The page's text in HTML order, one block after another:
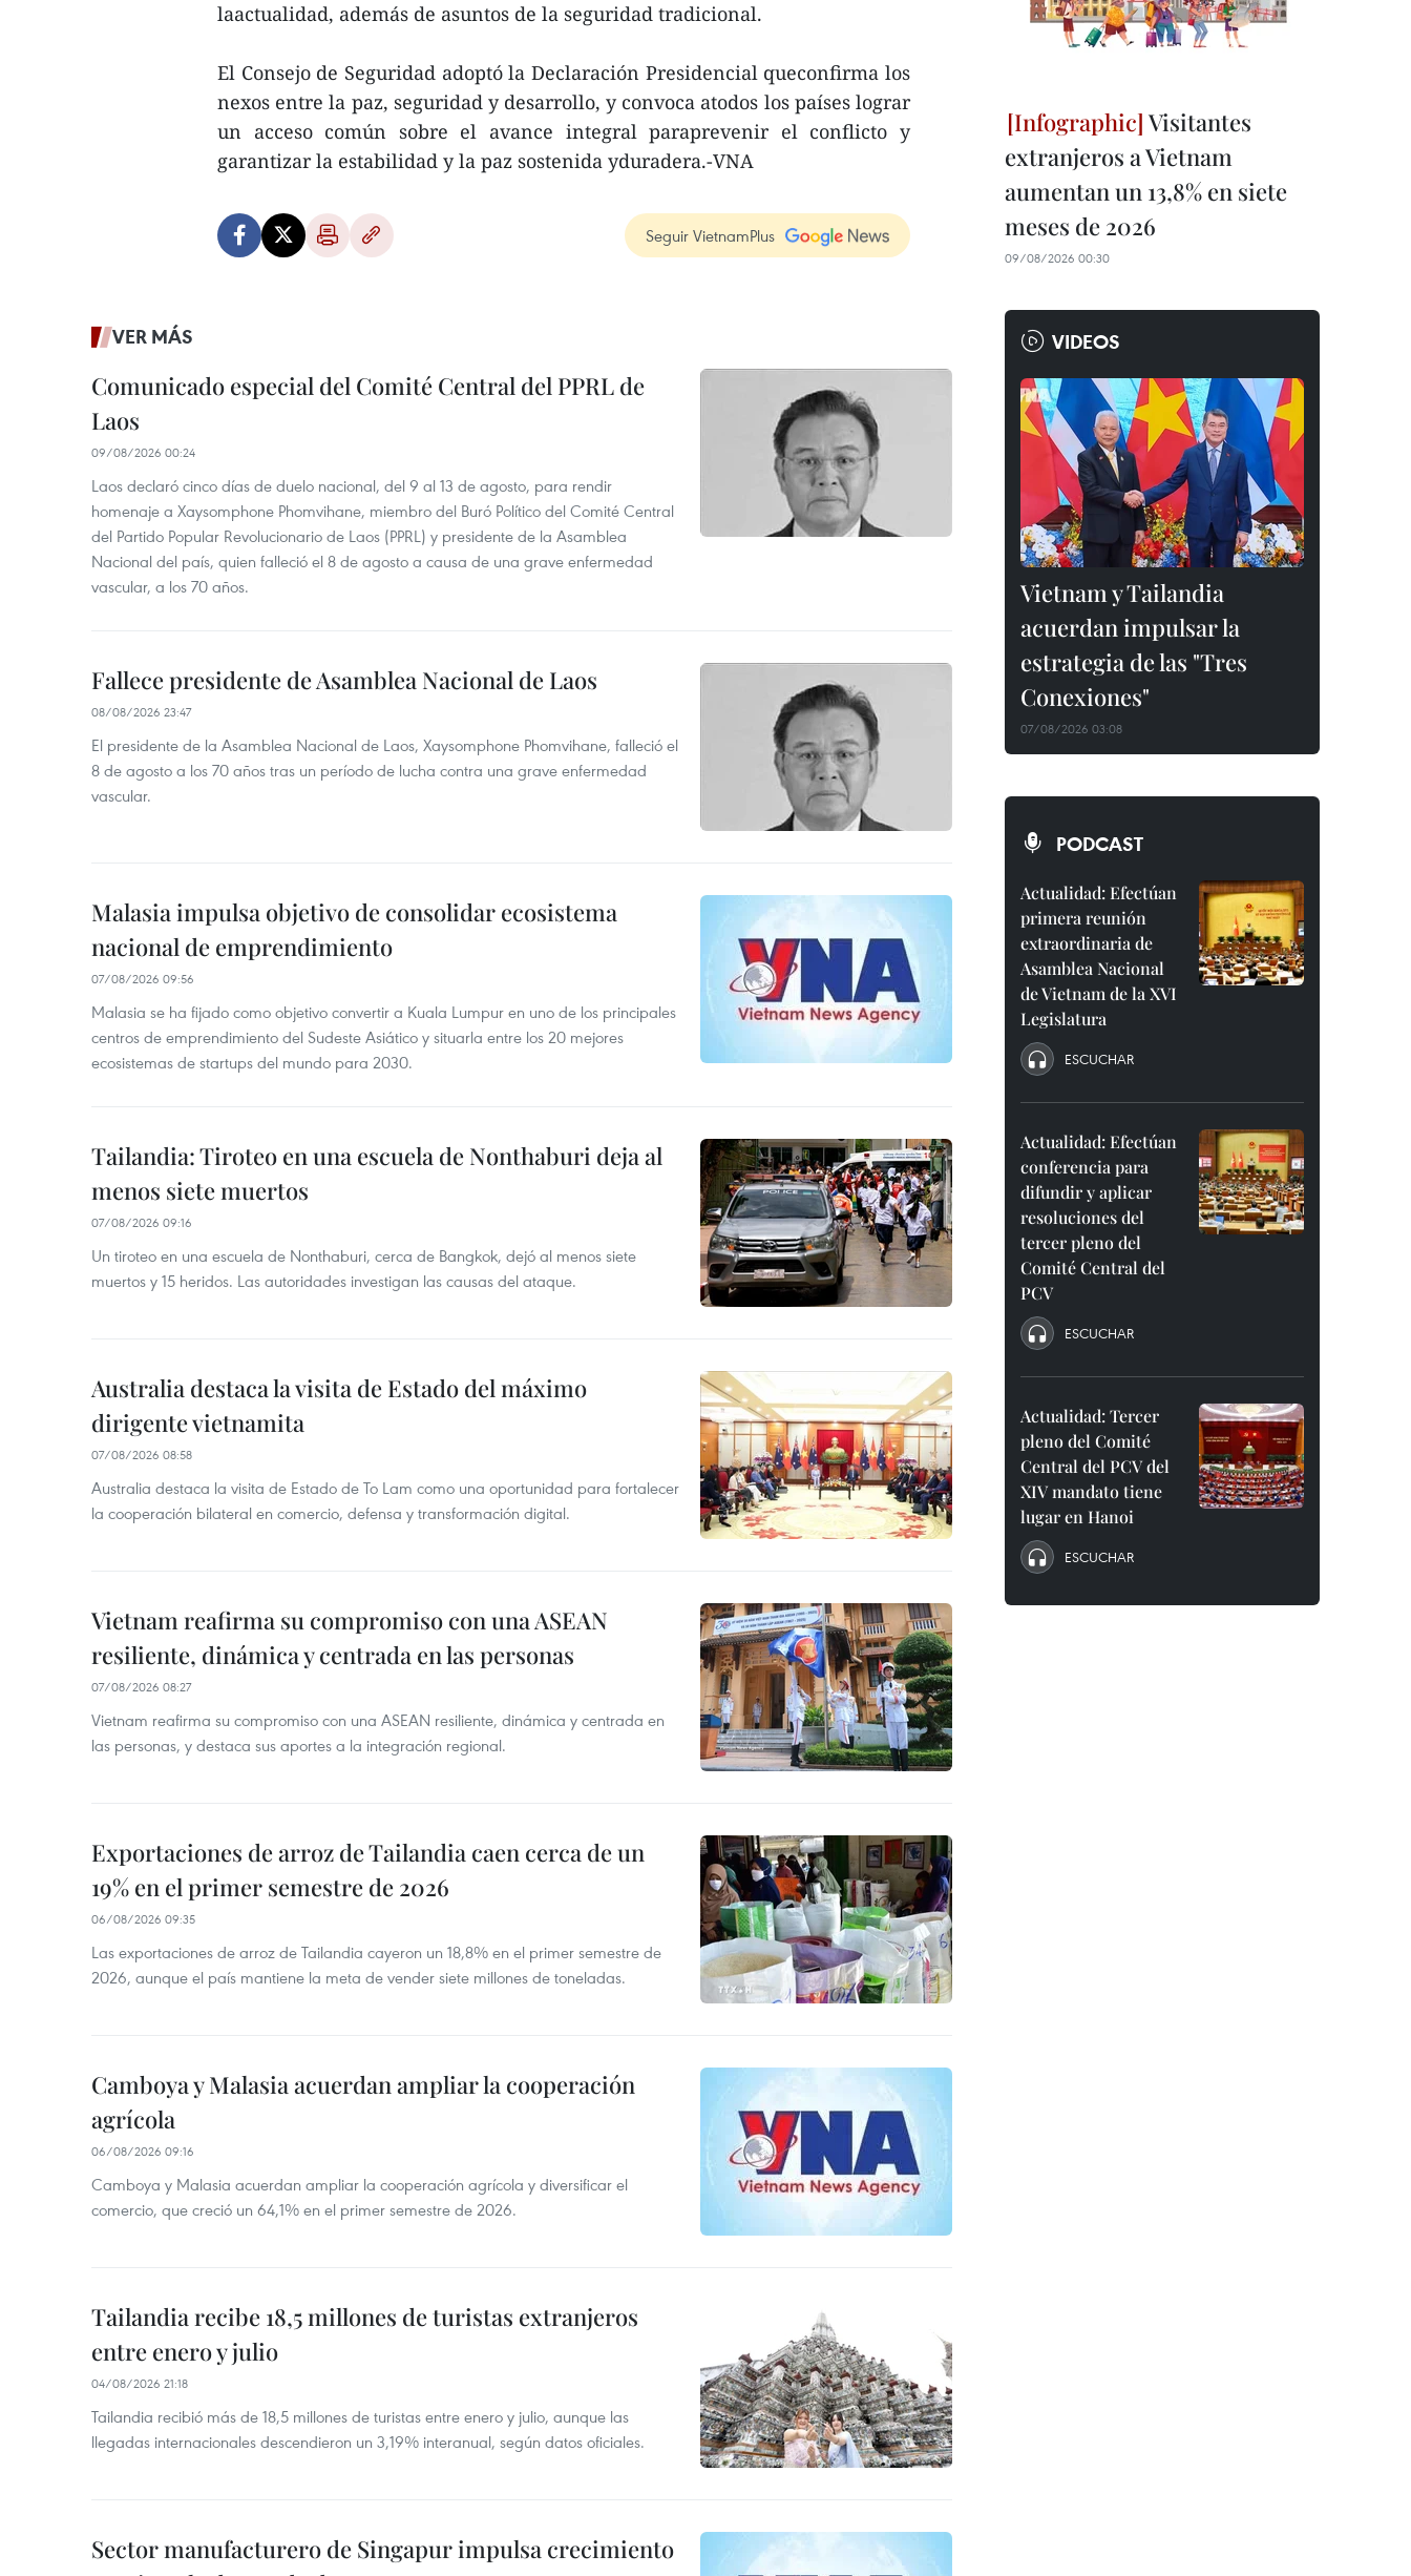
laactualidad, además de asuntos de la seguridad tradicional.
El Consejo de Seguridad adoptó la Declaración Presidencial queconfirma los
nexos entre la paz, seguridad y desarrollo, y convoca atodos los países lograr
un acceso común sobre el avance integral paraprevenir el conflicto y
garantizar la estabilidad y la paz sostenida yduradera.-VNA
Seguir VietnamPlus
VER MÁS
Comunicado especial del Comité Central del PPRL de
Laos
09/08/2026 00:24
Laos declaró cinco días de duelo nacional, del 9 al 13 de agosto, para rendir
homenaje a Xaysomphone Phomvihane, miembro del Buró Político del Comité Central
del Partido Popular Revolucionario de Laos (PPRL) y presidente de la Asamblea
Nacional del país, quien falleció el 8 de agosto a causa de una grave enfermedad
vascular, a los 70 años.
Fallece presidente de Asamblea Nacional de Laos
08/08/2026 23:47
El presidente de la Asamblea Nacional de Laos, Xaysomphone Phomvihane, falleció el
8 de agosto a los 70 años tras un período de lucha contra una grave enfermedad
vascular.
Malasia impulsa objetivo de consolidar ecosistema
nacional de emprendimiento
07/08/2026 09:56
Malasia se ha fijado como objetivo convertir a Kuala Lumpur en uno de los principales
centros de emprendimiento del Sudeste Asiático y situarla entre los 20 mejores
ecosistemas de startups del mundo para 2030.
Tailandia: Tiroteo en una escuela de Nonthaburi deja al
menos siete muertos
07/08/2026 09:16
Un tiroteo en una escuela de Nonthaburi, cerca de Bangkok, dejó al menos siete
muertos y 15 heridos. Las autoridades investigan las causas del ataque.
Australia destaca la visita de Estado del máximo
dirigente vietnamita
07/08/2026 08:58
Australia destaca la visita de Estado de To Lam como una oportunidad para fortalecer
la cooperación bilateral en comercio, defensa y transformación digital.
Vietnam reafirma su compromiso con una ASEAN
resiliente, dinámica y centrada en las personas
07/08/2026 08:27
Vietnam reafirma su compromiso con una ASEAN resiliente, dinámica y centrada en
las personas, y destaca sus aportes a la integración regional.
Exportaciones de arroz de Tailandia caen cerca de un
19% en el primer semestre de 2026
06/08/2026 09:35
Las exportaciones de arroz de Tailandia cayeron un 18,8% en el primer semestre de
2026, aunque el país mantiene la meta de vender siete millones de toneladas.
Camboya y Malasia acuerdan ampliar la cooperación
agrícola
06/08/2026 09:16
Camboya y Malasia acuerdan ampliar la cooperación agrícola y diversificar el
comercio, que creció un 64,1% en el primer semestre de 2026.
Tailandia recibe 18,5 millones de turistas extranjeros
entre enero y julio
04/08/2026 21:18
Tailandia recibió más de 18,5 millones de turistas entre enero y julio, aunque las
llegadas internacionales descendieron un 3,19% interanual, según datos oficiales.
Sector manufacturero de Singapur impulsa crecimiento
Visitantes
extranjeros a Vietnam
aumentan un 13,8% en siete
meses de 2026
09/08/2026 00:30
VIDEOS
Vietnam y Tailandia
acuerdan impulsar la
estrategia de las "Tres
Conexiones"
07/08/2026 03:08
PODCAST
Actualidad: Efectúan
primera reunión
extraordinaria de
Asamblea Nacional
de Vietnam de la XVI
Legislatura
ESCUCHAR
Actualidad: Efectúan
conferencia para
difundir y aplicar
resoluciones del
tercer pleno del
Comité Central del
PCV
ESCUCHAR
Actualidad: Tercer
pleno del Comité
Central del PCV del
XIV mandato tiene
lugar en Hanoi
ESCUCHAR